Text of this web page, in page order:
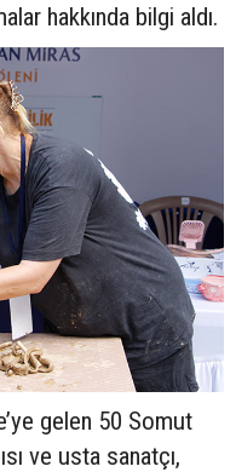
hakkında bilgi aldı.
gelen 50 Somut
ve usta sanatçı,